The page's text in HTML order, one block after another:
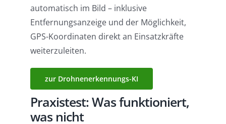
automatisch im Bild – inklusive
Entfernungsanzeige und der Möglichkeit,
GPS-Koordinaten direkt an Einsatzkräfte
weiterzuleiten.
zur Drohnenerkennungs-KI
Praxistest: Was funktioniert,
was nicht